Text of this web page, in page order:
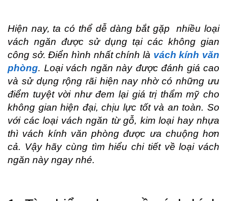
Hiện nay, ta có thể dễ dàng bắt gặp  nhiều loại
vách ngăn được sử dụng tại các không gian
công sở. Điển hình nhất chính là vách kính văn
phòng. Loại vách ngăn này được đánh giá cao
và sử dụng rộng rãi hiện nay nhờ có những ưu
điểm tuyệt vời như đem lại giá trị thẩm mỹ cho
không gian hiện đại, chịu lực tốt và an toàn. So
với các loại vách ngăn từ gỗ, kim loại hay nhựa
thì vách kính văn phòng được ưa chuộng hơn
cả. Vậy hãy cùng tìm hiểu chi tiết về loại vách
ngăn này ngay nhé.